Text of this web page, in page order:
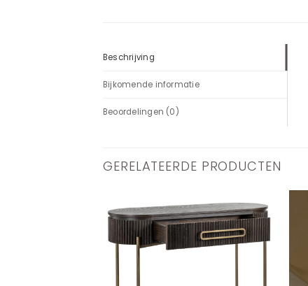
Beschrijving
Bijkomende informatie
Beoordelingen (0)
GERELATEERDE PRODUCTEN